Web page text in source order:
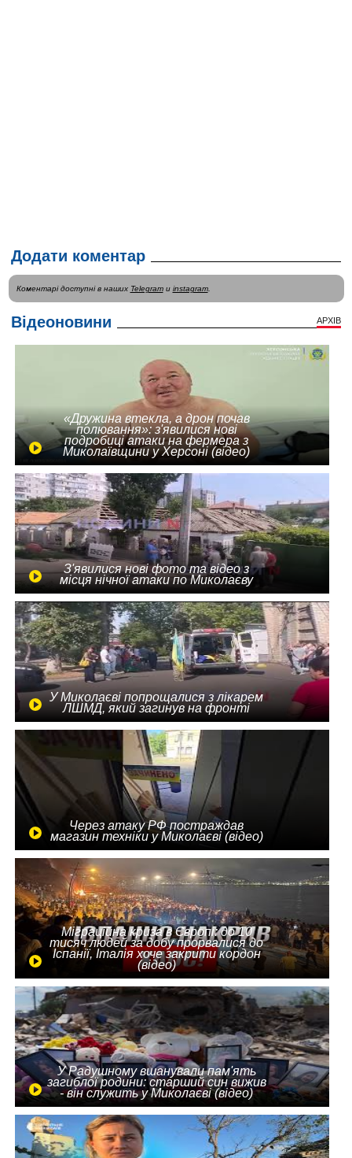
Додати коментар
Коментарі доступні в наших Telegramи instagram.
Відеоновини АРХІВ
«Дружина втекла, а дрон почав
полювання»: з'явилися нові
подробиці атаки на фермера з
Миколаївщини у Херсоні (відео)
З'явилися нові фото та відео з
місця нічної атаки по Миколаєву
У Миколаєві попрощалися з лікарем
ЛШМД, який загинув на фронті
Через атаку РФ постраждав
магазин техніки у Миколаєві (відео)
Міграційна криза в Європі: до 10
тисяч людей за добу прорвалися до
Іспанії, Італія хоче закрити кордон
(відео)
У Радушному вшанували пам'ять
загиблої родини: старший син вижив
- він служить у Миколаєві (відео)